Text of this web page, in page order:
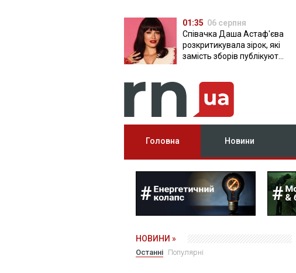
01:35 06 серпня
Співачка Даша Астаф'єва
розкритикувала зірок, які
замість зборів публікують
Головна Новини
НОВИНИ »
Останні Популярні